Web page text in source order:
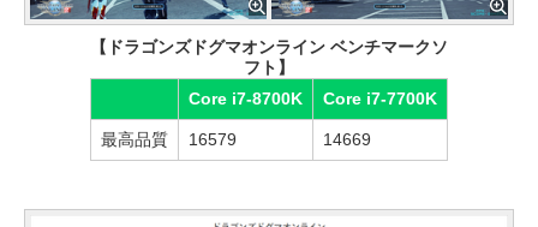
【ドラゴンズドグマオンライン ベンチマークソ
フト】
Core i7-8700K
Core i7-7700K
最高品質 16579 14669